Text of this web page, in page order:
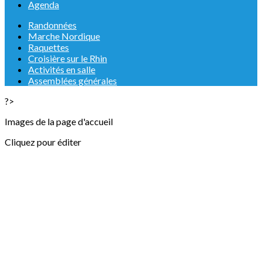
Agenda
Randonnées
Marche Nordique
Raquettes
Croisière sur le Rhin
Activités en salle
Assemblées générales
?>
Images de la page d'accueil
Cliquez pour éditer